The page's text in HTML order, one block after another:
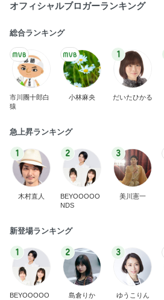
オフィシャルブロガーランキング
総合ランキング
市川團十郎白
猿
小林麻央
1
だいたひかる
急上昇ランキング
1
木村直人
2
BEYOOOOO
NDS
3
美川憲一
新登場ランキング
1
BEYOOOOO
2
島倉りか
3
ゆうこりん